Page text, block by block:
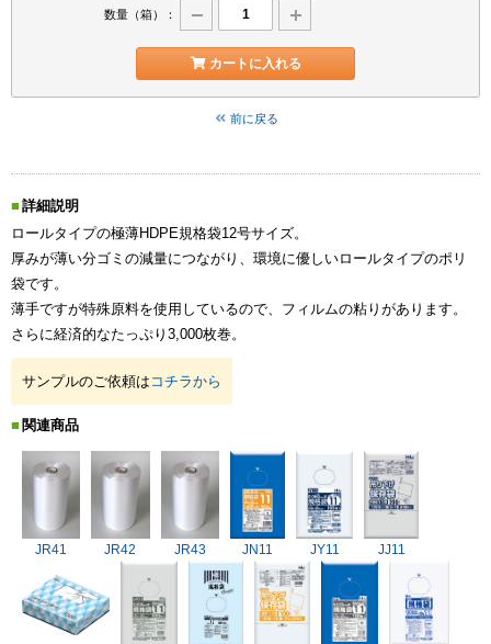
数量（箱）：
カートに入れる
前に戻る
詳細説明
ロールタイプの極薄HDPE規格袋12号サイズ。
厚みが薄い分ゴミの減量につながり、環境に優しいロールタイプのポリ
袋です。
薄手ですが特殊原料を使用しているので、フィルムの粘りがあります。
さらに経済的なたっぷり3,000枚巻。
サンプルのご依頼は コチラから
関連商品
JR41 JR42 JR43 JN11 JY11 JJ11